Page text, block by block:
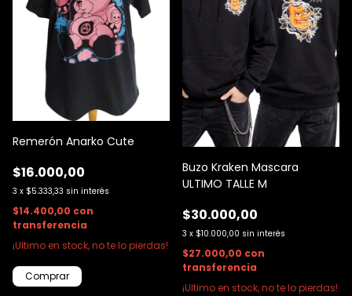
Remerón Anarko Cute
$16.000,00
3 x $5.333,33 sin interés
$14.400,00 con
transferencia
¡Ultimo en stock, no te lo pierdas!
Comprar
Buzo Kraken Mascara
ULTIMO TALLE M
$30.000,00
3 x $10.000,00 sin interés
$27.000,00 con
transferencia
¡Ultimo en stock, no te lo pierdas!